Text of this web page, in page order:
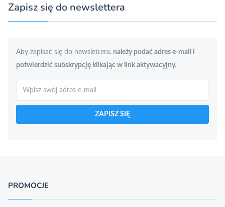
Zapisz się do newslettera
Aby zapisać się do newslettera, należy podać adres e-mail i
potwierdzić subskrypcję klikając w link aktywacyjny.
ZAPISZ SIĘ
PROMOCJE